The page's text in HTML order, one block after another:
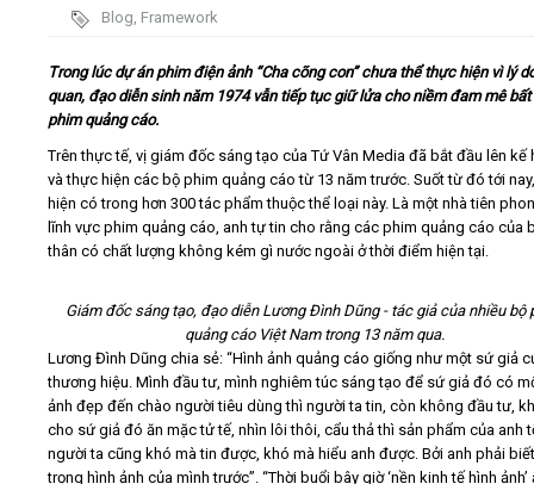
Video
Kiến thức
Liên hệ - Đăng ký
Tìm kiếm
Blog, Framework
Trong lúc dự án phim điện ảnh “Cha cõng con” chưa thể thực hiện vì lý
quan, đạo diễn sinh năm 1974 vẫn tiếp tục giữ lửa cho niềm đam mê bất
phim quảng cáo.
Trên thực tế, vị giám đốc sáng tạo của Tứ Vân Media đã bắt đầu lên kế
và thực hiện các bộ phim quảng cáo từ 13 năm trước. Suốt từ đó tới
hiện có trong hơn 300 tác phẩm thuộc thể loại này. Là một nhà tiên
lĩnh vực phim quảng cáo, anh tự tin cho rằng các phim quảng cáo của
thân có chất lượng không kém gì nước ngoài ở thời điểm hiện tại.
Giám đốc sáng tạo, đạo diễn Lương Đình Dũng - tác giả của nhiều bộ
quảng cáo Việt Nam trong 13 năm qua.
Lương Đình Dũng chia sẻ: “Hình ảnh quảng cáo giống như một sứ giả
thương hiệu. Mình đầu tư, mình nghiêm túc sáng tạo để sứ giả đó có
ảnh đẹp đến chào người tiêu dùng thì người ta tin, còn không đầu tư,
cho sứ giả đó ăn mặc tử tế, nhìn lôi thôi, cẩu thả thì sản phẩm của anh
người ta cũng khó mà tin được, khó mà hiểu anh được. Bởi anh phải
trọng hình ảnh của mình trước”. “Thời buổi bây giờ ‘nền kinh tế hình ảnh’